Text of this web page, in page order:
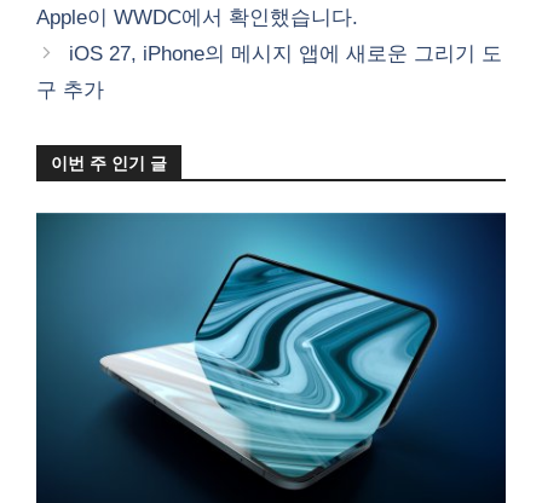
리
Apple이 WWDC에서 확인했습니다.
iOS 27, iPhone의 메시지 앱에 새로운 그리기 도
구 추가
이번 주 인기 글